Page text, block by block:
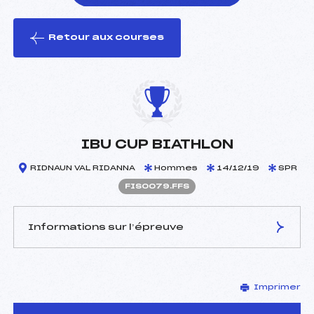
le ski
Retour aux courses
IBU CUP BIATHLON
RIDNAUN VAL RIDANNA Hommes 14/12/19 SPR
FIS0079.FFS
Informations sur l’épreuve
–
D.T Adjoint :
–
Imprimer